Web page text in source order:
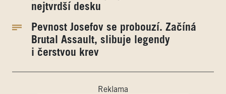
nejtvrdší desku
Pevnost Josefov se probouzí. Začíná
Brutal Assault, slibuje legendy
i čerstvou krev
Reklama